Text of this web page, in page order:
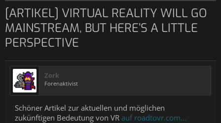
[ARTIKEL] VIRTUAL REALITY WILL GO
MAINSTREAM, BUT HERE’S A LITTLE
PERSPECTIVE
Zork
Forenaktivist
Schöner Artikel zur aktuellen und möglichen
zukünftigen Bedeutung von VR auf roadtovr.com...